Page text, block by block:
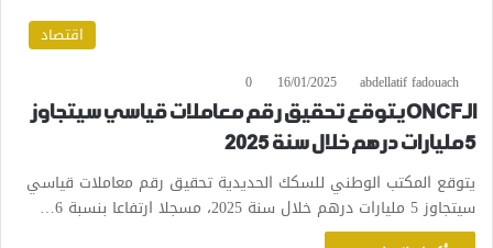
اقتصاد
abdellatif fadouach
16/01/2025
0
الـONCF يتوقع تحقيق رقم معاملات قياسي سيتجاوز
5 مليارات درهم خلال سنة 2025
يتوقع المكتب الوطني للسكك الحديدية تحقيق رقم معاملات قياسي
سيتجاوز 5 مليارات درهم خلال سنة 2025، مسجلا ارتفاعا بنسبة 6…